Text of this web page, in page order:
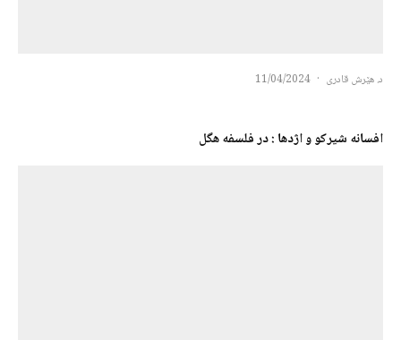
د. هێرش قادری ·
11/04/2024
افسانه شیرکو و اژدها : در فلسفه هگل